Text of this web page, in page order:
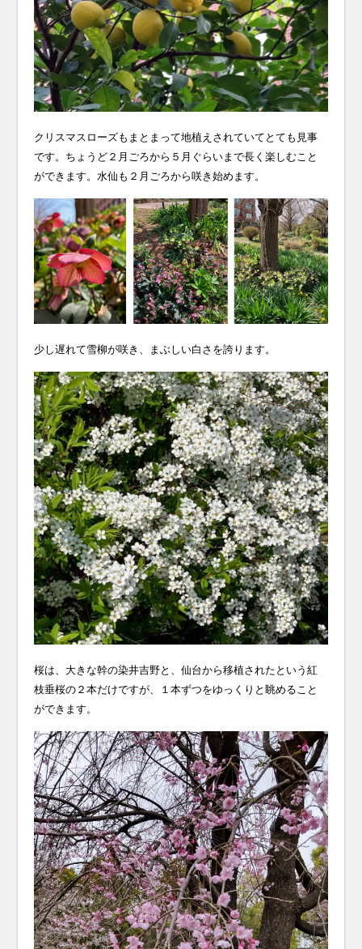
クリスマスローズもまとまって地植えされていてとても見事
です。ちょうど２月ごろから５月ぐらいまで長く楽しむこと
ができます。水仙も２月ごろから咲き始めます。
少し遅れて雪柳が咲き、まぶしい白さを誇ります。
桜は、大きな幹の染井吉野と、仙台から移植されたという紅
枝垂桜の２本だけですが、１本ずつをゆっくりと眺めること
ができます。